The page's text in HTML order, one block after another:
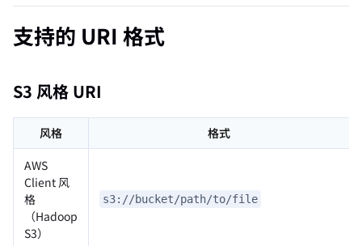
支持的 URI 格式
S3 风格 URI
风格
格式
AWS
Client 风
格
（Hadoop
S3）
s3://bucket/path/to/file